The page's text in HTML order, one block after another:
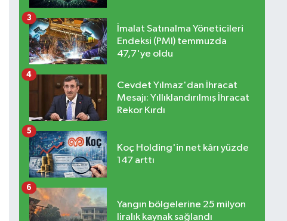
İmalat Satınalma Yöneticileri
Endeksi (PMI) temmuzda
47,7'ye oldu
3
Cevdet Yılmaz'dan İhracat
Mesajı: Yıllıklandırılmış İhracat
Rekor Kırdı
4
Koç Holding'in net kârı yüzde
147 arttı
5
Yangın bölgelerine 25 milyon
liralık kaynak sağlandı
6